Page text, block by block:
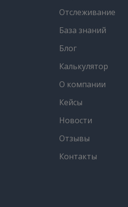
Отслеживание
База знаний
Блог
Калькулятор
О компании
Кейсы
Новости
Отзывы
Контакты